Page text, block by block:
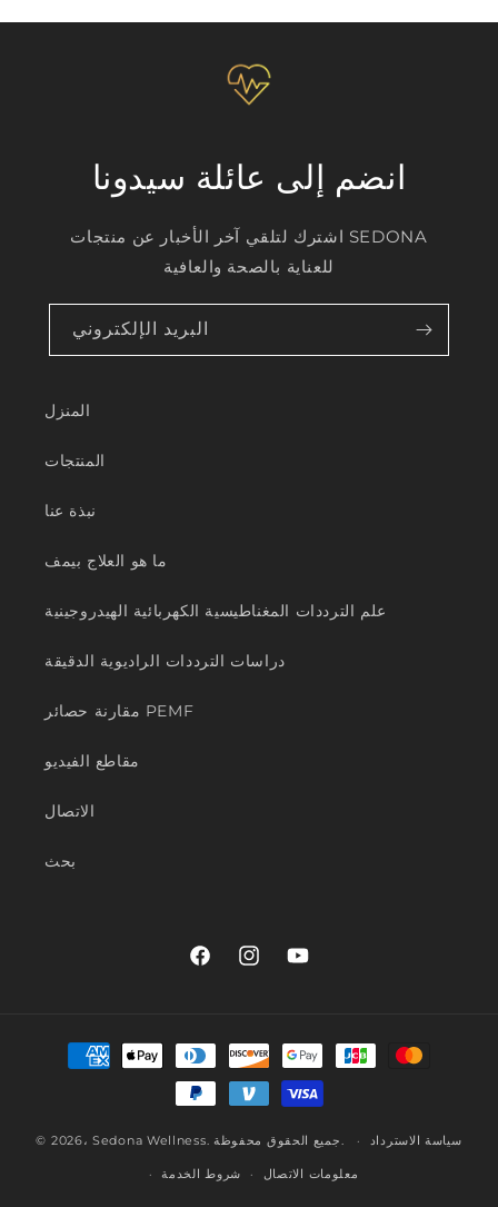
انضم إلى عائلة سيدونا
اشترك لتلقي آخر الأخبار عن منتجات SEDONA
للعناية بالصحة والعافية
البريد الإلكتروني
المنزل
المنتجات
نبذة عنا
ما هو العلاج بيمف
علم الترددات المغناطيسية الكهربائية الهيدروجينية
دراسات الترددات الراديوية الدقيقة
مقارنة حصائر PEMF
مقاطع الفيديو
الاتصال
بحث
فيس
انستغراميوتيوب
طرق
الدفع
© 2026،Sedona Wellness . جميع الحقوق محفوظة سياسة الاسترداد
شروط الخدمة معلومات الاتصال